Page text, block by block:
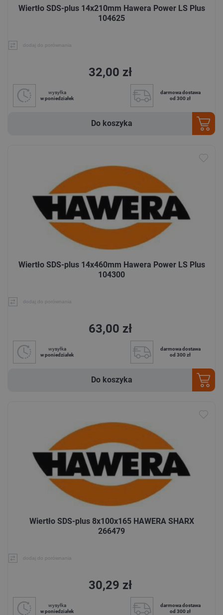
Wiertło SDS-plus 14x210mm Hawera Power LS Plus
104625
dodaj do porównania
32,00 zł
wysyłka
w poniedziałek
darmowa dostawa
od 300 zł
Do koszyka
Wiertło SDS-plus 14x460mm Hawera Power LS Plus
104300
dodaj do porównania
63,00 zł
wysyłka
w poniedziałek
darmowa dostawa
od 300 zł
Do koszyka
Wiertło SDS-plus 8x100x165 HAWERA SHARX
266479
dodaj do porównania
30,29 zł
wysyłka
w poniedziałek
darmowa dostawa
od 300 zł